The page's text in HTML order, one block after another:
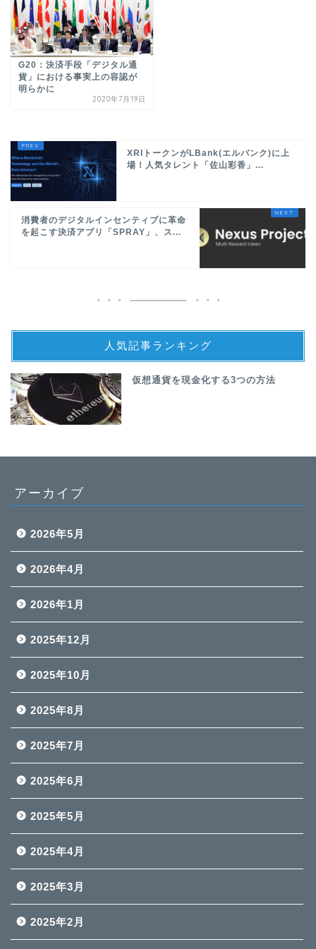
G20：決済手段「デジタル通
貨」における事実上の容認が
明らかに
2020年7月19日
XRIトークンがLBank(エルバンク)に上
場！人気タレント「佐山彩香」...
消費者のデジタルインセンティブに革命
を起こす決済アプリ「SPRAY」、ス...
人気記事ランキング
仮想通貨を現金化する3つの方法
アーカイブ
2026年5月
2026年4月
2026年1月
2025年12月
2025年10月
2025年8月
2025年7月
2025年6月
2025年5月
2025年4月
2025年3月
2025年2月